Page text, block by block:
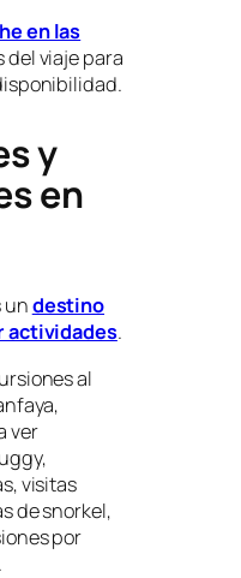
en las
viaje para
y
en
undestino
actividades.
al
ver
visitas
de snorkel,
por